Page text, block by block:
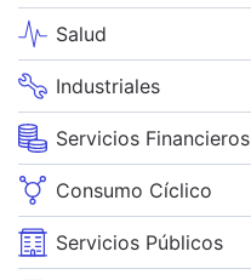
Salud
Industriales
Servicios Financieros
Consumo Cíclico
Servicios Públicos